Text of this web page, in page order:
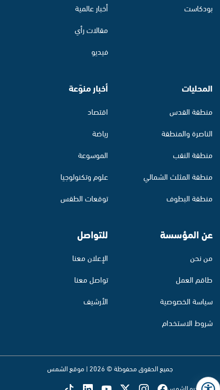
بودكاست
أخبار عالمية
مقالات رأي
فيديو
المحليات
منطقة القدس
الناصرة والمنطقة
منطقة النقب
منطقة المثلث الشمالي
منطقة البطوف
أخبار منوّعة
اقتصاد
رياضة
الموسوعة
علوم وتكنولوجيا
توقعات الطقس
عن المؤسسة
من نحن
طاقم العمل
سياسة الخصوصية
شروط الاستخدام
للتواصل
الإعلان معنا
تواصل معنا
الأرشيف
جميع الحقوق محفوظة © 2026 | موقع الشمس